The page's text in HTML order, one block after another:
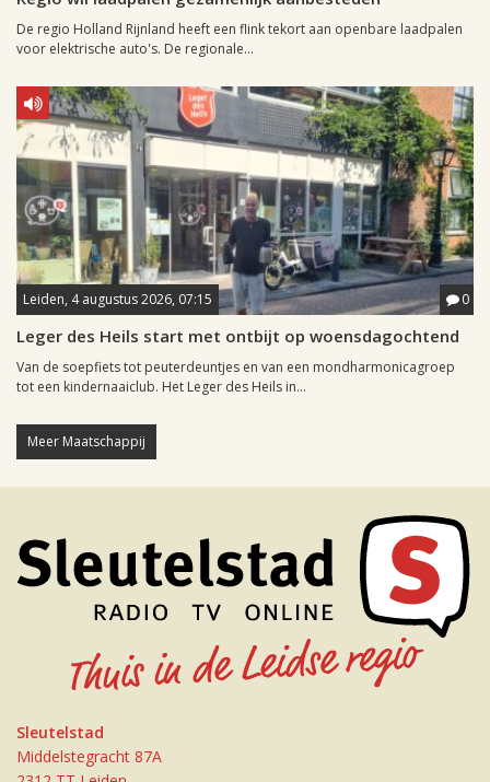
De regio Holland Rijnland heeft een flink tekort aan openbare laadpalen
voor elektrische auto's. De regionale...
Leiden, 4 augustus 2026, 07:15 0
Leger des Heils start met ontbijt op woensdagochtend
Van de soepfiets tot peuterdeuntjes en van een mondharmonicagroep
tot een kindernaaiclub. Het Leger des Heils in...
Meer Maatschappij
Sleutelstad
Middelstegracht 87A